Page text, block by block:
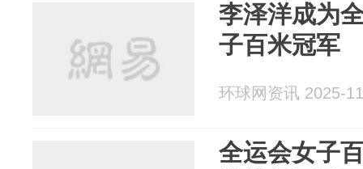
李泽洋成为
子百米冠军
环球网资讯 2025-
全运会女子